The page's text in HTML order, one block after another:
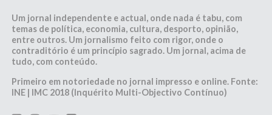
Um jornal independente e actual, onde nada é tabu, com
temas de política, economia, cultura, desporto, opinião,
entre outros. Um jornalismo feito com rigor, onde o
contraditório é um princípio sagrado. Um jornal, acima de
tudo, com conteúdo.
Primeiro em notoriedade no jornal impresso e online. Fonte:
INE | IMC 2018 (Inquérito Multi-Objectivo Contínuo)